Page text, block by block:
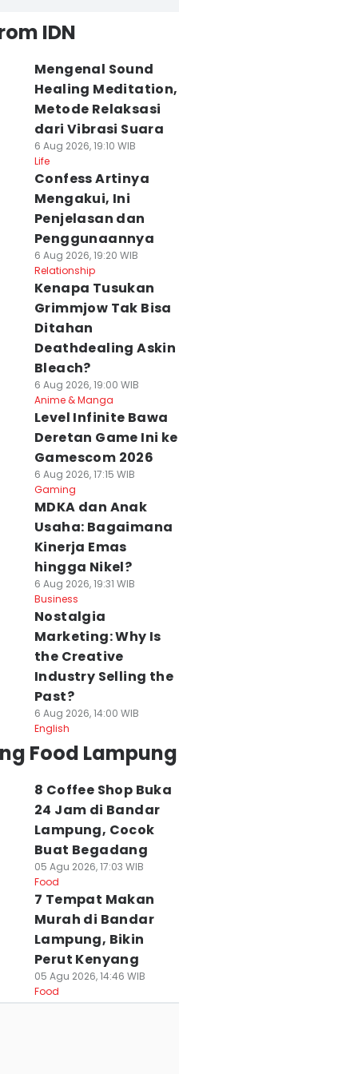
IDN
Mengenal Sound
Healing Meditation,
Metode Relaksasi
dari Vibrasi Suara
6 Aug 2026, 19:10 WIB
Life
Confess Artinya
Mengakui, Ini
Penjelasan dan
Penggunaannya
6 Aug 2026, 19:20 WIB
Relationship
Kenapa Tusukan
Grimmjow Tak Bisa
Ditahan
Deathdealing Askin
Bleach?
6 Aug 2026, 19:00 WIB
Anime & Manga
Level Infinite Bawa
Deretan Game Ini ke
Gamescom 2026
6 Aug 2026, 17:15 WIB
Gaming
MDKA dan Anak
Usaha: Bagaimana
Kinerja Emas
hingga Nikel?
6 Aug 2026, 19:31 WIB
Business
Nostalgia
Marketing: Why Is
the Creative
Industry Selling the
Past?
6 Aug 2026, 14:00 WIB
English
Food Lampung
8 Coffee Shop Buka
24 Jam di Bandar
Lampung, Cocok
Buat Begadang
05 Agu 2026, 17:03 WIB
Food
7 Tempat Makan
Murah di Bandar
Lampung, Bikin
Perut Kenyang
05 Agu 2026, 14:46 WIB
Food